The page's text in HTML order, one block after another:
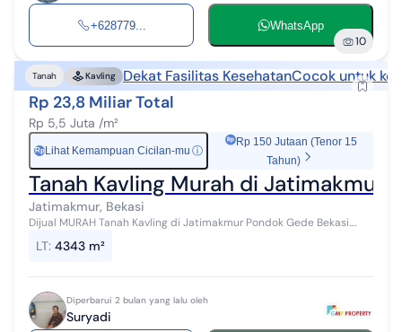
+628779... WhatsApp
10
Tanah Kavling Dekat Fasilitas KesehatanCocok untuk
Rp 23,8 Miliar Total
Rp 5,5 Juta /m²
Rp Lihat Kemampuan Cicilan-mu ⓘ
Rp 150 Jutaan (Tenor 15
Tahun)
Tanah Kavling Murah di Jatimakmur
Jatimakmur, Bekasi
Dijual MURAH Tanah Kavling di Jatimakmur Pondok Gede Bekasi.
PERANTARA lain ) More info hub :...
LT: 4343 m²
Diperbarui 2 bulan yang lalu oleh
Suryadi